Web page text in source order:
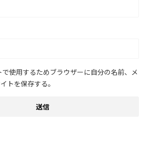
使用するためブラウザーに自分の名前、メ
トを保存する。